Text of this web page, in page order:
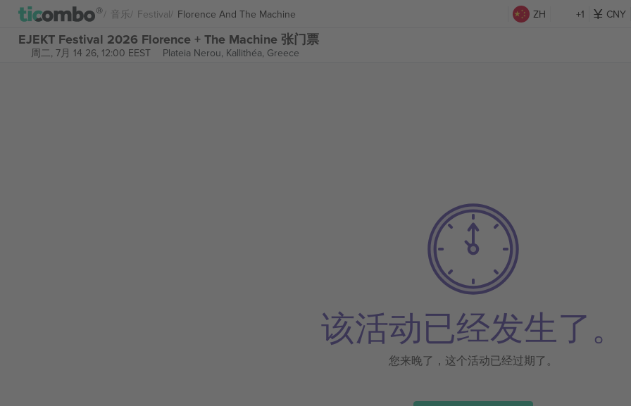
音乐 Festival Florence And The Machine ZH +1 CNY
EJEKT Festival 2026 Florence + The Machine 张门票
周二, 7月 14 26, 12:00 EEST Plateia Nerou, Kallithéa, Greece
该活动已经发生了。
您来晚了，这个活动已经过期了。